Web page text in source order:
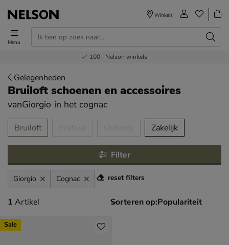
Menu
Winkels
Voor 23.00u besteld,volgende dag in huis
Gratisverzending en retour
Bestel nu,betaal later
100+ Nelson winkels
Gelegenheden
Bruiloft schoenen en accessoires
vanGiorgio in het cognac
over
Bruiloft Zakelijk
Filter
Giorgio Cognac reset filters
1 artikel
1 Artikel Sorteren op:
Sale